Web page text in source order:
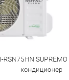
RSN75HN
кондиционер